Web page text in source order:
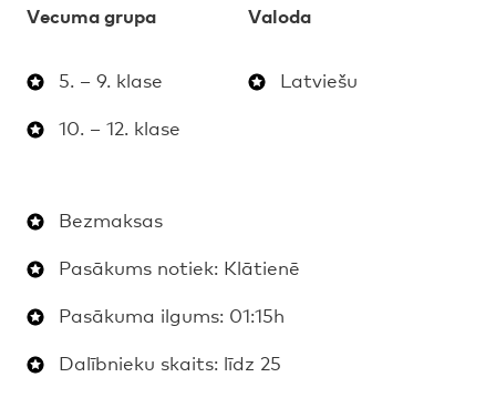
Vecuma grupa
5. – 9. klase
10. – 12. klase
Valoda
Latviešu
Bezmaksas
Pasākums notiek: Klātienē
Pasākuma ilgums: 01:15h
Dalībnieku skaits: līdz 25